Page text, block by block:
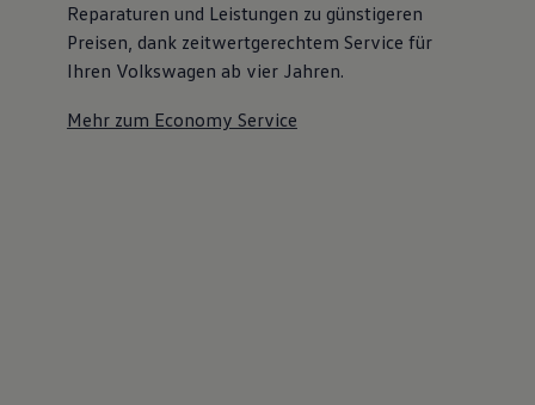
Reparaturen und Leistungen zu günstigeren
Preisen, dank zeitwertgerechtem Service für
Ihren Volkswagen ab vier Jahren.
Mehr zum Economy Service